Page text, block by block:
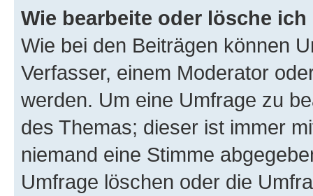
Wie bearbeite oder lösche
Wie bei den Beiträgen können
Verfasser, einem Moderator
werden. Um eine Umfrage zu
des Themas; dieser ist immer
niemand eine Stimme
Umfrage löschen oder die